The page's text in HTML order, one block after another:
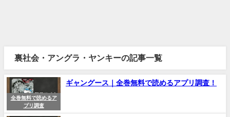
裏社会・アングラ・ヤンキーの記事一覧
全巻無料で読めるア
プリ調査
ギャングース｜全巻無料で読めるアプリ調査！